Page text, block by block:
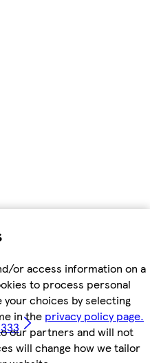
or access information on a
to process personal
your choices by selecting
in the privacy policy page.
our partners and will not
will change how we tailor